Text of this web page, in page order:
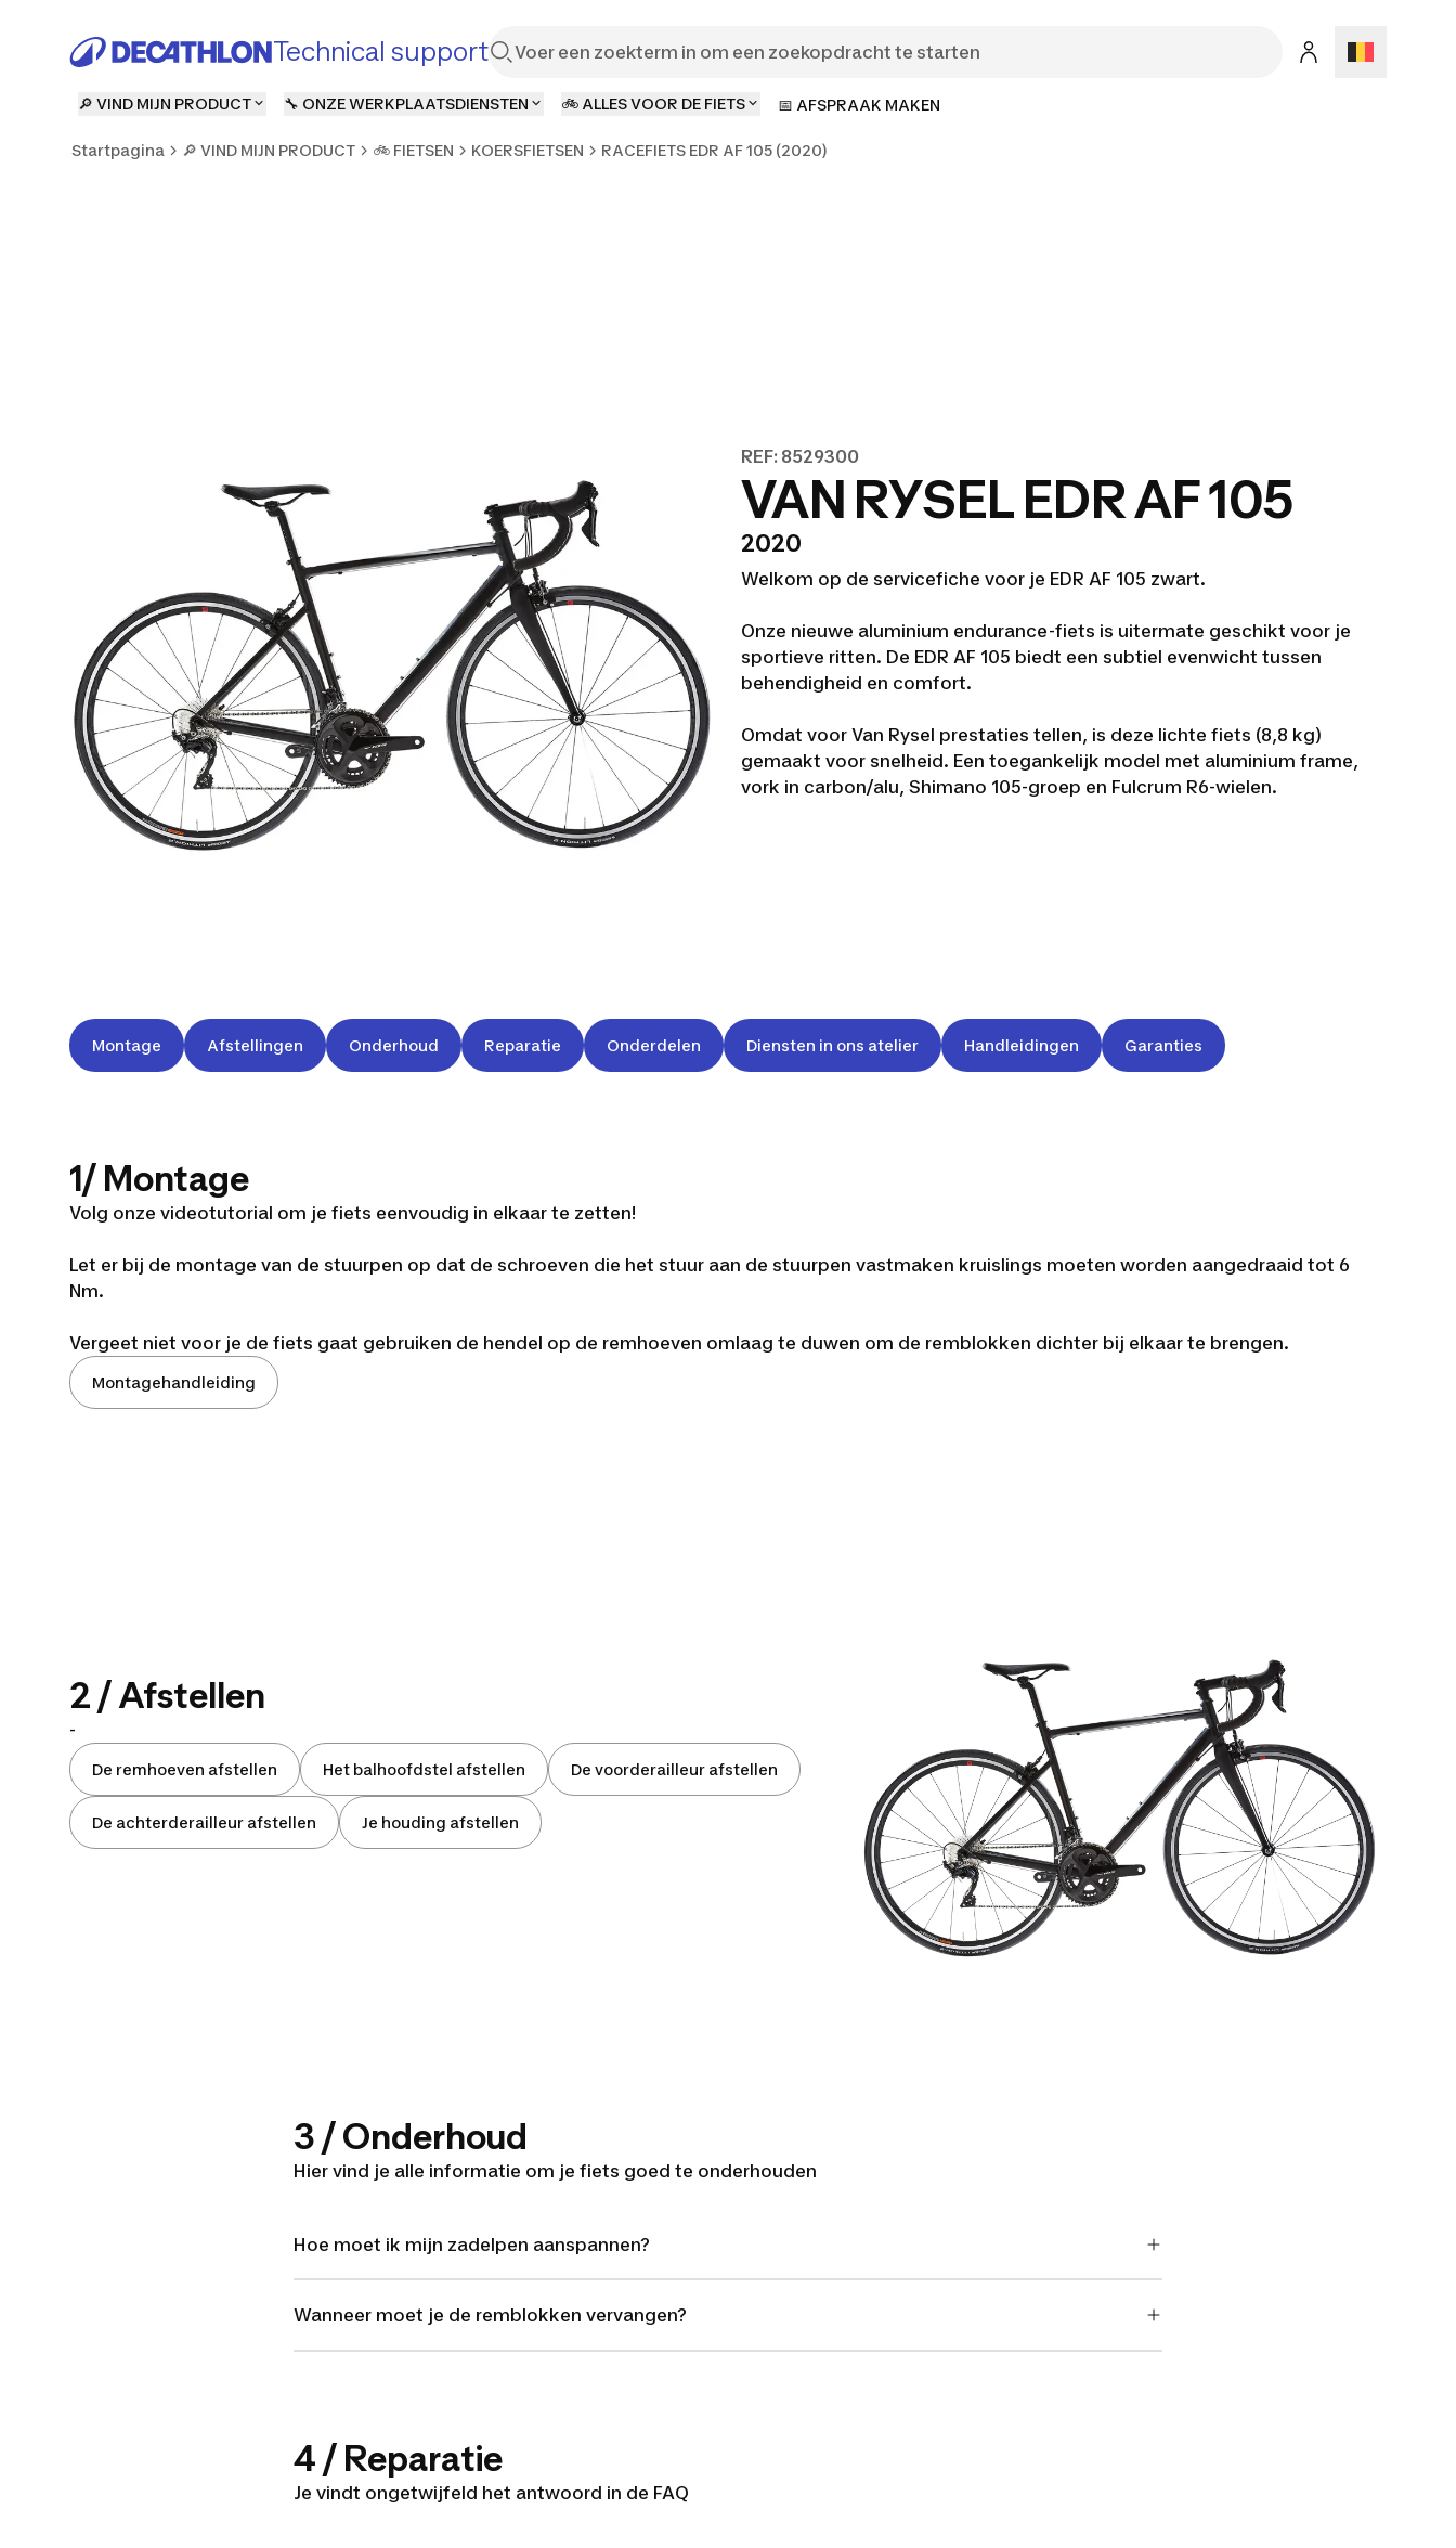
Technical support
🔎 VIND MIJN PRODUCT 🔧 ONZE WERKPLAATSDIENSTEN 🚲 ALLES VOOR DE FIETS 📅 AFSPRAAK MAKEN
Startpagina 🔎 VIND MIJN PRODUCT 🚲 FIETSEN KOERSFIETSEN RACEFIETS EDR AF 105 (2020)
REF: 8529300
VAN RYSEL EDR AF 105
2020
Welkom op de servicefiche voor je EDR AF 105 zwart.
Onze nieuwe aluminium endurance-fiets is uitermate geschikt voor je
sportieve ritten. De EDR AF 105 biedt een subtiel evenwicht tussen
behendigheid en comfort.
Omdat voor Van Rysel prestaties tellen, is deze lichte fiets (8,8 kg)
gemaakt voor snelheid. Een toegankelijk model met aluminium frame,
vork in carbon/alu, Shimano 105-groep en Fulcrum R6-wielen.
Montage Afstellingen Onderhoud Reparatie Onderdelen Diensten in ons atelier Handleidingen Garanties
1/ Montage
Volg onze videotutorial om je fiets eenvoudig in elkaar te zetten!
Let er bij de montage van de stuurpen op dat de schroeven die het stuur aan de stuurpen vastmaken kruislings moeten worden aangedraaid tot 6
Nm.
Vergeet niet voor je de fiets gaat gebruiken de hendel op de remhoeven omlaag te duwen om de remblokken dichter bij elkaar te brengen.
Montagehandleiding
2 / Afstellen
-
De remhoeven afstellen Het balhoofdstel afstellen De voorderailleur afstellen
De achterderailleur afstellen Je houding afstellen
3 / Onderhoud
Hier vind je alle informatie om je fiets goed te onderhouden
Hoe moet ik mijn zadelpen aanspannen?
Wanneer moet je de remblokken vervangen?
4 / Reparatie
Je vindt ongetwijfeld het antwoord in de FAQ